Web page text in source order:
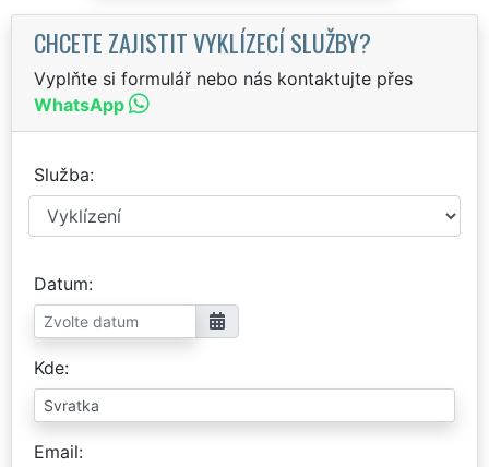
CHCETE ZAJISTIT VYKLÍZECÍ SLUŽBY?
Vyplňte si formulář nebo nás kontaktujte přes
WhatsApp
Služba
Datum
Kde
Email